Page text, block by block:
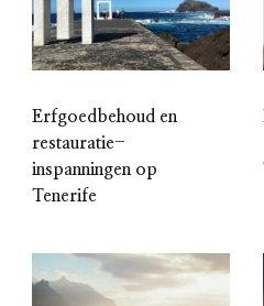
Erfgoedbehoud en
restauratie-
inspanningen op
Tenerife